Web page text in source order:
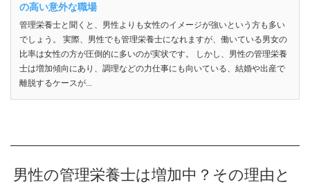
の高い意外な職場
管理栄養士と聞くと、男性よりも女性のイメージが強いという方も多い
でしょう。 実際、男性でも管理栄養士になれますが、働いている男女の
比率は女性の方が圧倒的に多いのが実状です。 しかし、男性の管理栄養
士は増加傾向にあり、調理などの力仕事にも向いている、結婚や出産で
離脱するケースが...
男性の管理栄養士は増加中？その理由と